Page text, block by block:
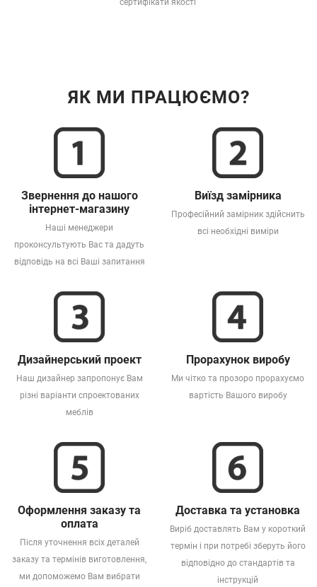
сертифікати якості
ЯК МИ ПРАЦЮЄМО?
Звернення до нашого
інтернет-магазину
Наші менеджери
проконсультують Вас та дадуть
відповідь на всі Ваші запитання
Виїзд замірника
Професійний замірник здійснить
всі необхідні виміри
Дизайнерський проект
Наш дизайнер запропонує Вам
різні варіанти спроектованих
меблів
Прорахунок виробу
Ми чітко та прозоро прорахуємо
вартість Вашого виробу
Оформлення заказу та
оплата
Після уточнення всіх деталей
заказу та термінів виготовлення,
ми допоможемо Вам вибрати
Доставка та установка
Виріб доставлять Вам у короткий
термін і при потребі зберуть його
відповідно до стандартів та
інструкцій